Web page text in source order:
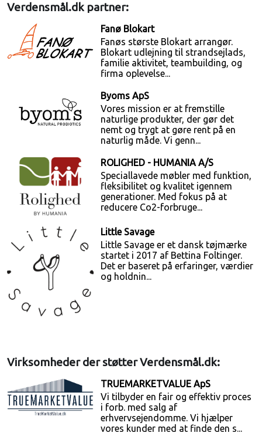
Verdensmål.dk partner:
Fanø Blokart
Fanøs største Blokart arrangør.
Blokart udlejning til strandsejlads,
familie aktivitet, teambuilding, og
firma oplevelse...
Byoms ApS
Vores mission er at fremstille
naturlige produkter, der gør det
nemt og trygt at gøre rent på en
naturlig måde. Vi genn...
ROLIGHED - HUMANIA A/S
Speciallavede møbler med funktion,
fleksibilitet og kvalitet igennem
generationer. Med fokus på at
reducere Co2-forbruge...
Little Savage
Little Savage er et dansk tøjmærke
startet i 2017 af Bettina Foltinger.
Det er baseret på erfaringer, værdier
og holdnin...
Virksomheder der støtter Verdensmål.dk:
TRUEMARKETVALUE ApS
Vi tilbyder en fair og effektiv proces
i forb. med salg af
erhvervsejendomme. Vi hjælper
vores kunder med at finde den s...